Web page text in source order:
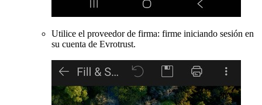
Utilice el proveedor de firma: firme iniciando sesión en
su cuenta de Evrotrust.